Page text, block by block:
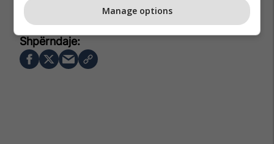
Ferma Vip Arbana Osmani
Mimoza Ahmeti
Soni Malaj
Ilir Shaqiri - Balerin Elvis Pupa Dj Bujaka
Manage options